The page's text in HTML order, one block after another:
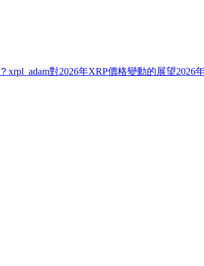
xrpl_adam對2026年XRP價格變動的展望2026